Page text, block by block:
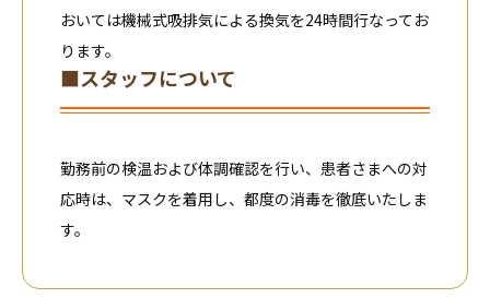
おいては機械式吸排気による換気を24時間行なってお
ります。
■スタッフについて
勤務前の検温および体調確認を行い、患者さまへの対
応時は、マスクを着用し、都度の消毒を徹底いたしま
す。